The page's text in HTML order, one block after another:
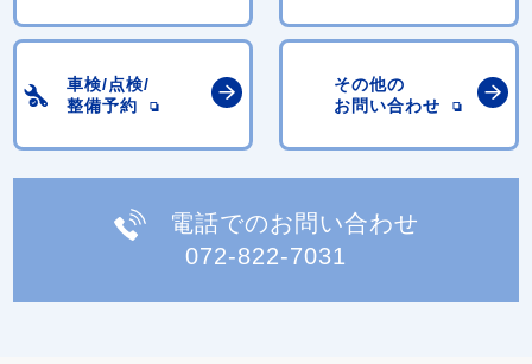
車検/点検/
整備予約
その他の
お問い合わせ
電話でのお問い合わせ
072-822-7031